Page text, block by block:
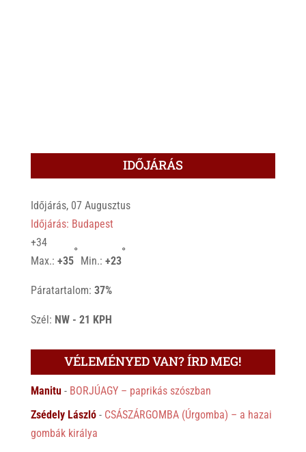
IDŐJÁRÁS
Időjárás, 07 Augusztus
Időjárás: Budapest
+34
Max.: +35
°
Min.: +23
°
Páratartalom: 37%
Szél: NW - 21 KPH
VÉLEMÉNYED VAN? ÍRD MEG!
Manitu- BORJÚAGY – paprikás szószban
Zsédely László- CSÁSZÁRGOMBA (Úrgomba) – a hazai
gombák királya